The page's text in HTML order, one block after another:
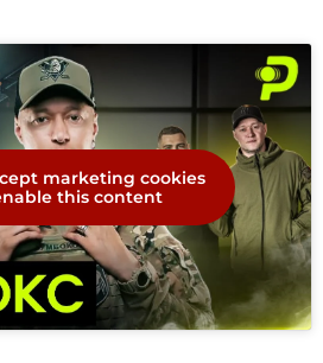
marketing cookies
this content